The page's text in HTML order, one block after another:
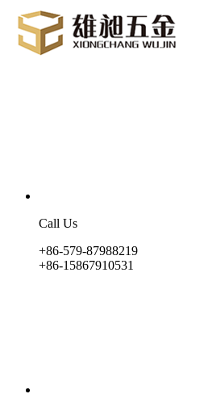
Call Us
+86-579-87988219
+86-15867910531